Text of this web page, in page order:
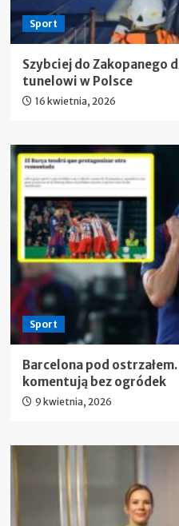
Sport
Szybciej do Zakopanego
tunelowi w Polsce
16 kwietnia, 2026
Sport
Barcelona pod
komentują bez ogródek
9 kwietnia, 2026